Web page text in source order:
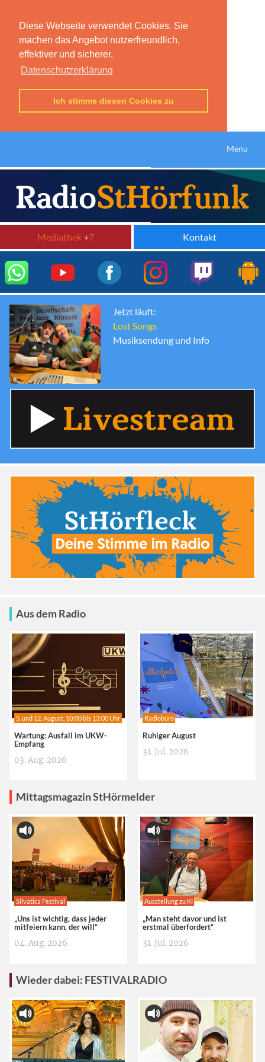
Diese Webseite verwendet Cookies. Sie
machen das Angebot nutzerfreundlich,
effektiver und sicherer.
Datenschutzerklärung
Ich stimme diesen Cookies zu
Menu
Mediathek+7 Kontakt
Jetzt läuft:
Lost Songs
Musiksendung und Info
Aus dem Radio
5. und 12. August, 10:00 bis 13:00 Uhr
Wartung: Ausfall im UKW-
Empfang
03. Aug. 2026
Radiobüro
Ruhiger August
31. Jul. 2026
Mittagsmagazin StHörmelder
Silvatica Festival
„Uns ist wichtig, dass jeder
mitfeiern kann, der will“
04. Aug. 2026
Ausstellung zu KI
„Man steht davor und ist
erstmal überfordert“
31. Jul. 2026
Wieder dabei: FESTIVALRADIO